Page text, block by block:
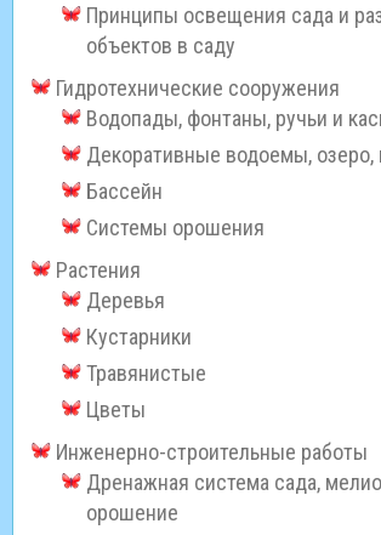
Принципы освещения сада и
объектов в саду
Гидротехнические сооружения
Водопады, фонтаны, ручьи и
Декоративные водоемы, озеро,
Бассейн
Системы орошения
Растения
Деревья
Кустарники
Травянистые
Цветы
Инженерно-строительные работы
Дренажная система сада,
орошение